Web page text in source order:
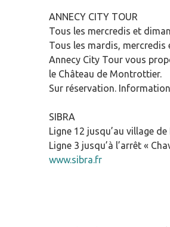
ANNECY CITY TOUR
Tous les mercredis et
Tous les mardis,
Annecy City Tour vous
le Château de Montrottier.
Sur réservation.
SIBRA
Ligne 12 jusqu’au village
Ligne 3 jusqu’à l’arrêt «
www.sibra.fr